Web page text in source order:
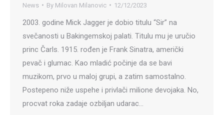
News By Milovan Milanovic 12/12/2023
2003. godine Mick Jagger je dobio titulu “Sir” na
svečanosti u Bakingemskoj palati. Titulu mu je uručio
princ Čarls. 1915. rođen je Frank Sinatra, američki
pevač i glumac. Kao mladić počinje da se bavi
muzikom, prvo u maloj grupi, a zatim samostalno.
Postepeno niže uspehe i privlači milione devojaka. No,
procvat roka zadaje ozbiljan udarac…